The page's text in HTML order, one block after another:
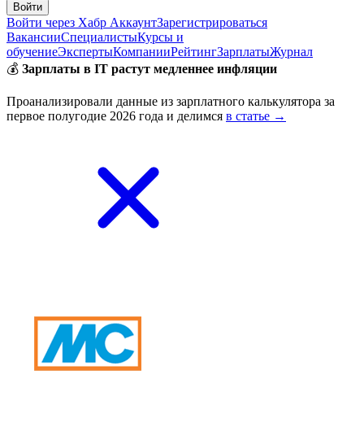
Войти
Войти через Хабр АккаунтЗарегистрироваться
ВакансииСпециалистыКурсы и
обучениеЭкспертыКомпанииРейтингЗарплатыЖурнал
💰 Зарплаты в IT растут медленнее инфляции
Проанализировали данные из зарплатного калькулятора за
первое полугодие 2026 года и делимся в статье →